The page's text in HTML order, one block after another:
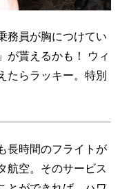
務員が胸につけてい
が貰えるかも！ ウィ
たらラッキー。特別
長時間のフライトが
航空。そのサービス